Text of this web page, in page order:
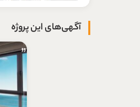
آگهی‌های این پروژه